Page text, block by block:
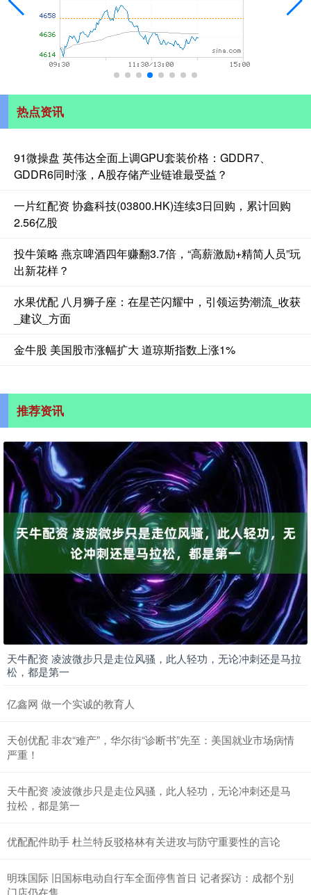
热点资讯
91微操盘 英伟达全面上调GPU套装价格：GDDR7、
GDDR6同时涨，A股存储产业链谁最受益？
一片红配资 协鑫科技(03800.HK)连续3日回购，累计回购
2.56亿股
投牛策略 燕京啤酒四年赚翻3.7倍，“高薪激励+精简人员”玩
出新花样？
水果优配 八月狮子座：在星芒闪耀中，引领运势潮流_收获
_建议_方面
金牛股 美国股市涨幅扩大 道琼斯指数上涨1%
推荐资讯
天牛配资 凌波微步只是走位风骚，此人轻功，无论冲刺还是马拉
松，都是第一
亿鑫网 做一个实诚的教育人
天创优配 非农“难产”，华尔街“诊断书”先至：美国就业市场病情
严重！
天牛配资 凌波微步只是走位风骚，此人轻功，无论冲刺还是马
拉松，都是第一
优配配件助手 杜兰特反驳格林有关进攻与防守重要性的言论
明珠国际 旧国标电动自行车全面停售首日 记者探访：成都个别